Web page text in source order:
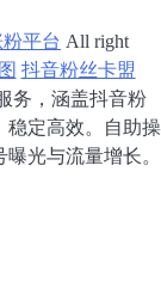
平台 All right
抖音粉丝卡盟
务，涵盖抖音粉
稳定高效。自助操
光与流量增长。